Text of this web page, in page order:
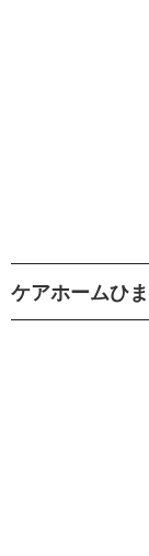
ケアホームひ